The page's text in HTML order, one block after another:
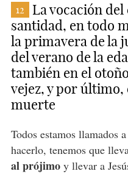
12
La vocación
santidad, en todo
la primavera de la
del verano de la
también en el
vejez, y por último,
muerte
Todos estamos llamados
hacerlo, tenemos que
al prójimoy llevar a